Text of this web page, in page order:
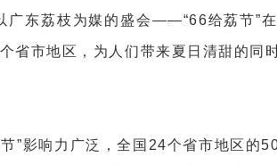
广东荔枝为媒的盛会——“66给荔节”
省市地区，为人们带来夏日清甜的同
”影响力广泛，全国24个省市地区的